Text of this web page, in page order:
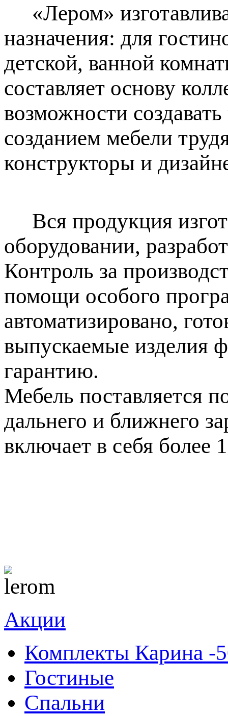
«Лером»
назначения: для
детской, ванной
составляет основу
возможности
созданием мебели
конструкторы и
Вся продукция
оборудовании,
Контроль за
помощи особого
автоматизировано,
выпускаемые изделия
гарантию.
Мебель поставляется
дальнего и ближнего
включает в себя более
Акции
Комплекты Карина -
Гостиные
Спальни